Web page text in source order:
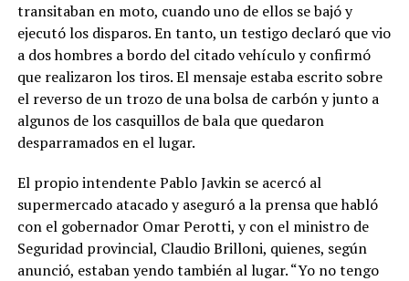
transitaban en moto, cuando uno de ellos se bajó y
ejecutó los disparos. En tanto, un testigo declaró que vio
a dos hombres a bordo del citado vehículo y confirmó
que realizaron los tiros. El mensaje estaba escrito sobre
el reverso de un trozo de una bolsa de carbón y junto a
algunos de los casquillos de bala que quedaron
desparramados en el lugar.
El propio intendente Pablo Javkin se acercó al
supermercado atacado y aseguró a la prensa que habló
con el gobernador Omar Perotti, y con el ministro de
Seguridad provincial, Claudio Brilloni, quienes, según
anunció, estaban yendo también al lugar. “Yo no tengo